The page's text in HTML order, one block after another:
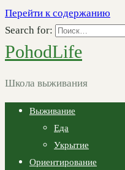
Перейти к содержанию
Search for:
PohodLife
Школа выживания
Выживание
Еда
Укрытие
Ориентирование